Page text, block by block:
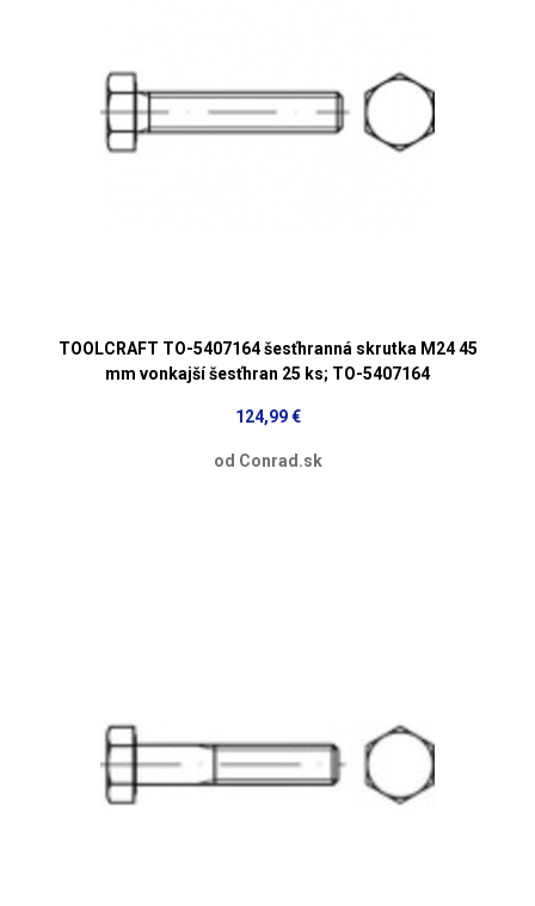
TOOLCRAFT TO-5407164 šesťhranná skrutka M24 45
mm vonkajší šesťhran 25 ks; TO-5407164
124,99 €
od Conrad.sk